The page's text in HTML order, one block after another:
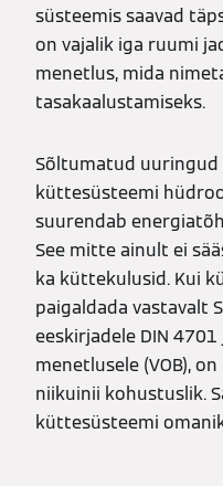
süsteemis saavad
on vajalik iga ruumi
menetlus, mida
tasakaalustamiseks.
Sõltumatud
küttesüsteemi
suurendab
See mitte ainult ei
ka küttekulusid. Kui
paigaldada vastavalt
eeskirjadele DIN
menetlusele (VOB),
niikuinii kohustuslik.
küttesüsteemi